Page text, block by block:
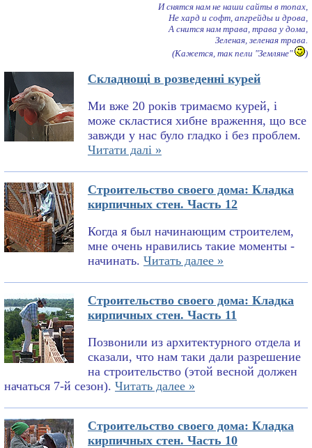
И снятся нам не наши сайты в топах,
Не хард и софт, апгрейды и дрова,
А снится нам трава, трава у дома,
Зеленая, зеленая трава.
(Кажется, так пели "Земляне"
)
Складнощі в розведенні курей
Ми вже 20 років тримаємо курей, і
може скластися хибне враження, що все
завжди у нас було гладко і без проблем.
Читати далі »
Строительство своего дома: Кладка
кирпичных стен. Часть 12
Когда я был начинающим строителем,
мне очень нравились такие моменты -
начинать. Читать далее »
Строительство своего дома: Кладка
кирпичных стен. Часть 11
Позвонили из архитектурного отдела и
сказали, что нам таки дали разрешение
на строительство (этой весной должен
начаться 7-й сезон). Читать далее »
Строительство своего дома: Кладка
кирпичных стен. Часть 10